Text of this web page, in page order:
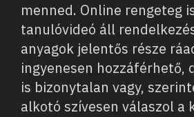
menned. Online rengeteg
tanulóvideó áll
anyagok jelentős része
ingyenesen hozzáférhető,
is bizonytalan vagy,
alkotó szívesen válaszol a